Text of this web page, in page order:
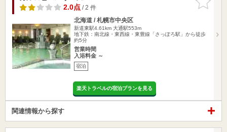
りに追加
2.0点/ 2 件
北海道 / 札幌市中央区
新道東駅4.61km 大通駅553m
地下鉄：南北線・東西線・東豊線「さっぽろ駅」から徒歩
約5分
営業時間
入浴料金 ～
宿泊
楽天トラベルの宿泊プランを見る
関連情報から探す